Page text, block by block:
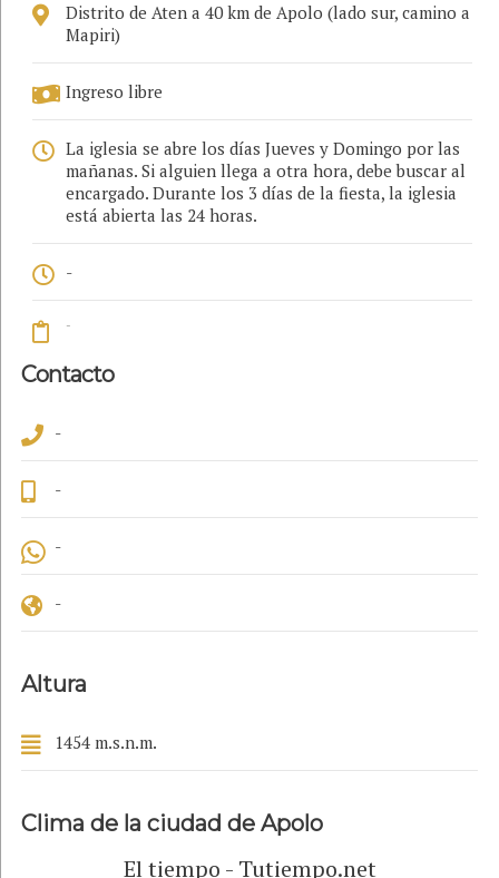
Distrito de Aten a 40 km de Apolo (lado sur, camino a
Mapiri)
Ingreso libre
La iglesia se abre los días Jueves y Domingo por las
mañanas. Si alguien llega a otra hora, debe buscar al
encargado. Durante los 3 días de la fiesta, la iglesia
está abierta las 24 horas.
-
-
Contacto
-
-
-
-
Altura
1454 m.s.n.m.
Clima de la ciudad de Apolo
El tiempo - Tutiempo.net